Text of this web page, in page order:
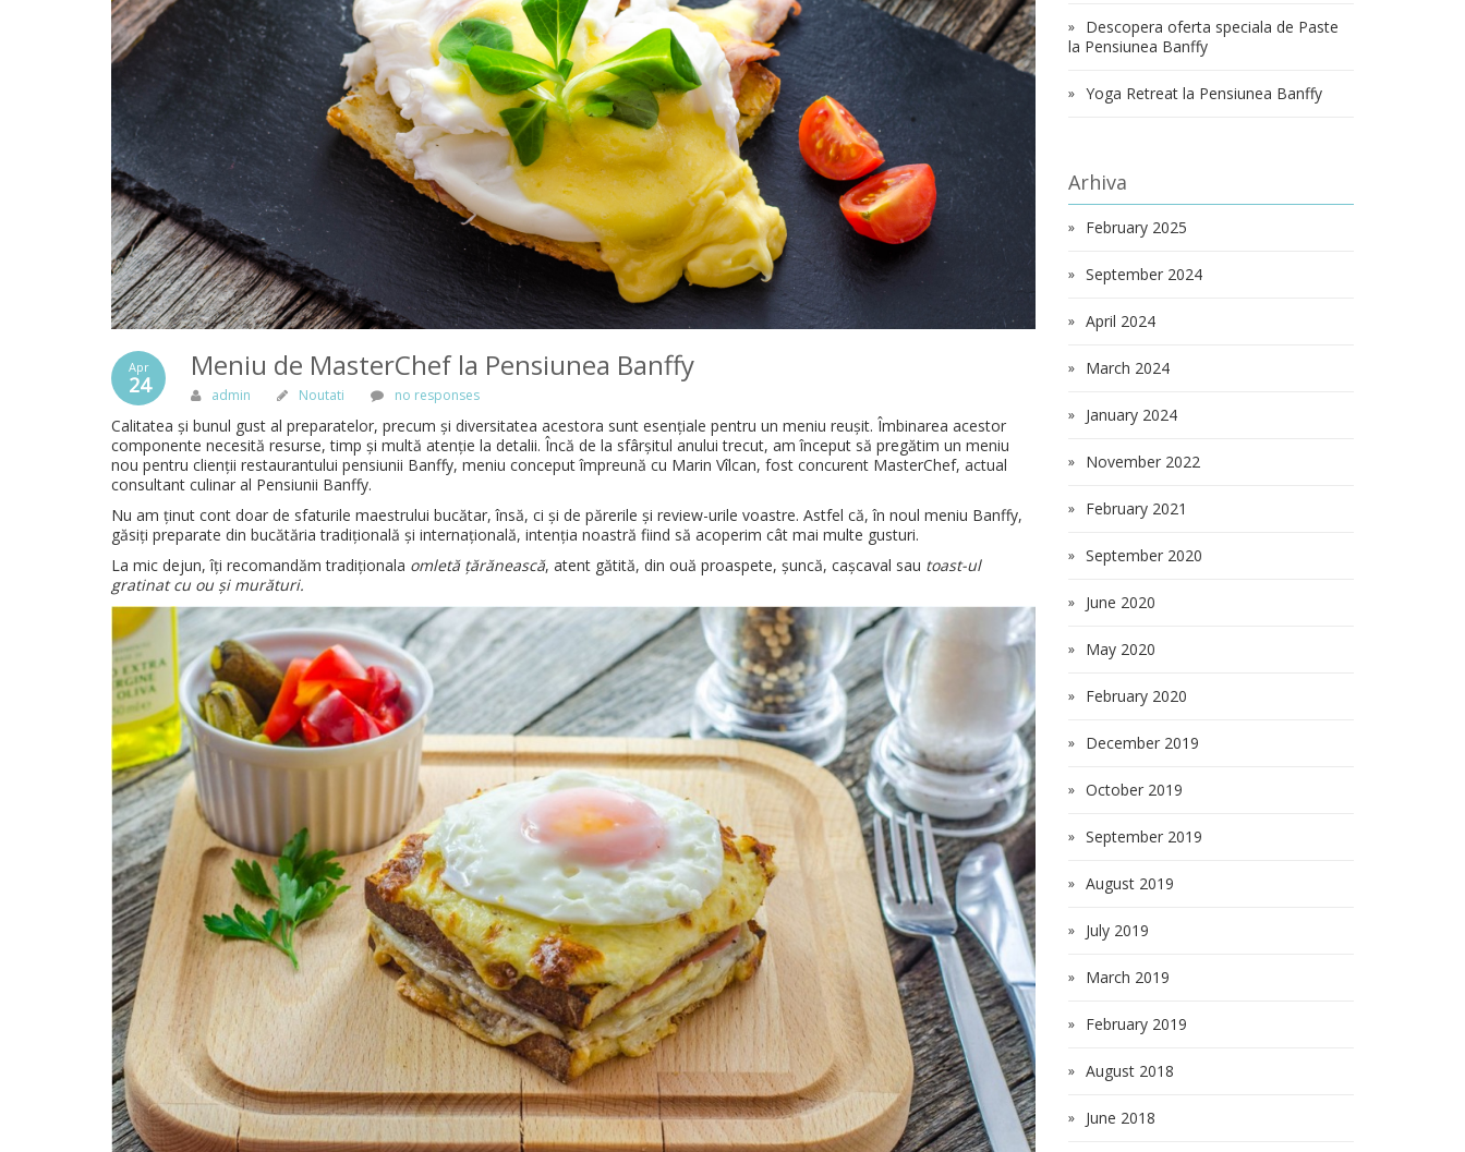
Apr
24
Meniu de MasterChef la Pensiunea Banffy
admin Noutati no responses
Calitatea și bunul gust al preparatelor, precum și diversitatea acestora sunt esențiale pentru un meniu reușit. Îmbinarea acestor
componente necesită resurse, timp și multă atenție la detalii. Încă de la sfârșitul anului trecut, am început să pregătim un meniu
nou pentru clienții restaurantului pensiunii Banffy, meniu conceput împreună cu Marin Vîlcan, fost concurent MasterChef, actual
consultant culinar al Pensiunii Banffy.
Nu am ținut cont doar de sfaturile maestrului bucătar, însă, ci și de părerile și review-urile voastre. Astfel că, în noul meniu Banffy,
găsiți preparate din bucătăria tradițională și internațională, intenția noastră fiind să acoperim cât mai multe gusturi.
La mic dejun, îți recomandăm tradiționala omletă țărănească, atent gătită, din ouă proaspete, șuncă, cașcaval sau toast-ul
gratinat cu ou și murături.
Descopera oferta speciala de Paste
la Pensiunea Banffy
Yoga Retreat la Pensiunea Banffy
Arhiva
February 2025
September 2024
April 2024
March 2024
January 2024
November 2022
February 2021
September 2020
June 2020
May 2020
February 2020
December 2019
October 2019
September 2019
August 2019
July 2019
March 2019
February 2019
August 2018
June 2018